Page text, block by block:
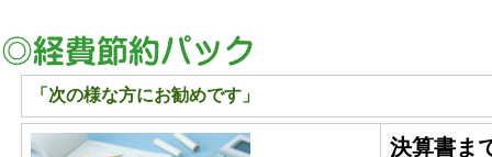
「次の様な方にお勧めです」
決算書ま